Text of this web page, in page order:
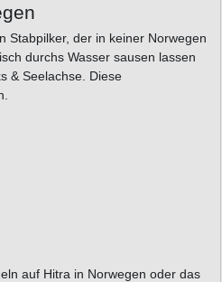
Stabpilker, der in keiner Norwegen
durchs Wasser sausen lassen
& Seelachse. Diese
auf Hitra in Norwegen oder das